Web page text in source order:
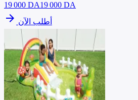
19 000 DA19 000 DA
arrow_forward أطلب الآن